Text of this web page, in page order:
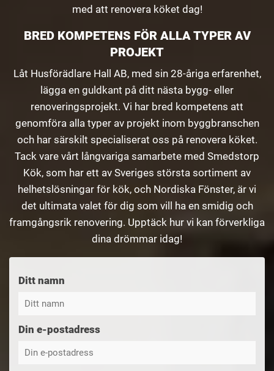
med att renovera köket dag!
BRED KOMPETENS FÖR ALLA TYPER AV
PROJEKT
Låt Husförädlare Hall AB, med sin 28-åriga erfarenhet,
lägga en guldkant på ditt nästa bygg- eller
renoveringsprojekt. Vi har bred kompetens att
genomföra alla typer av projekt inom byggbranschen
och har särskilt specialiserat oss på renovera köket.
Tack vare vårt långvariga samarbete med Smedstorp
Kök, som har ett av Sveriges största sortiment av
helhetslösningar för kök, och Nordiska Fönster, är vi
det ultimata valet för dig som vill ha en smidig och
framgångsrik renovering. Upptäck hur vi kan förverkliga
dina drömmar idag!
Ditt namn
Din e-postadress